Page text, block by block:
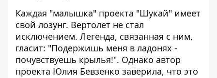
Каждая "малышка" проекта "Шукай" имеет
свой лозунг. Вертолет не стал
исключением. Легенда, связанная с ним,
гласит: "Подержишь меня в ладонях -
почувствуешь крылья!". Однако автор
проекта Юлия Бевзенко заверила, что это